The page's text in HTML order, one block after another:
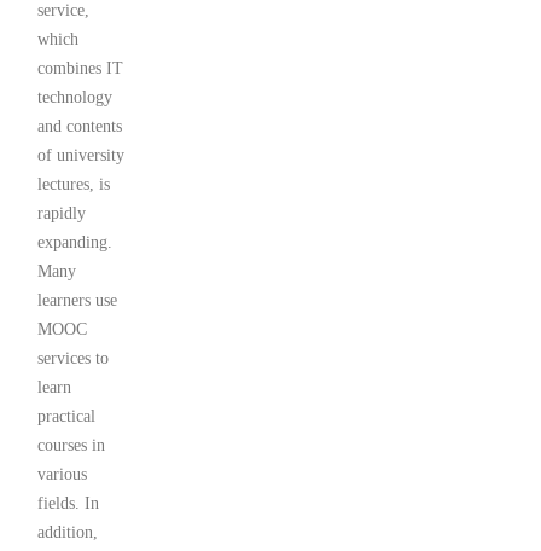
service,
which
combines IT
technology
and contents
of university
lectures, is
rapidly
expanding.
Many
learners use
MOOC
services to
learn
practical
courses in
various
fields. In
addition,